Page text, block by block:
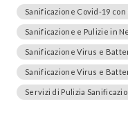
Sanificazione Covid-19 con
Sanificazione e Pulizie in
Sanificazione Virus e
Sanificazione Virus e
Servizi di Pulizia